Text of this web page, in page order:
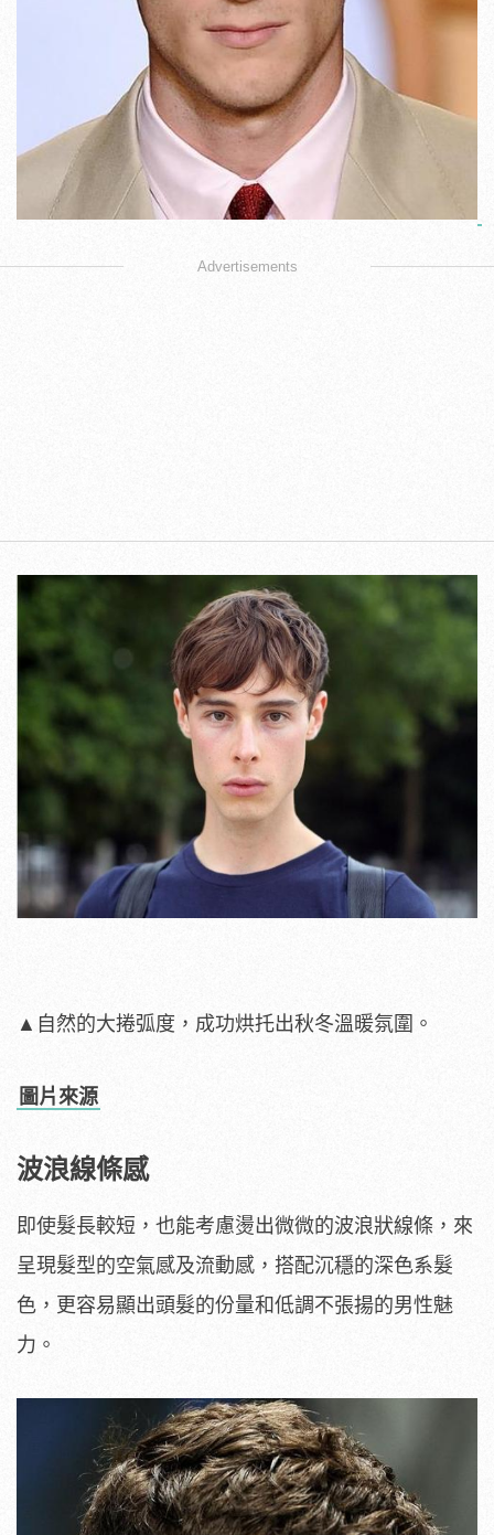
Advertisements
▲自然的大捲弧度，成功烘托出秋冬溫暖氛圍。
圖片來源
波浪線條感
即使髮長較短，也能考慮燙出微微的波浪狀線條，來
呈現髮型的空氣感及流動感，搭配沉穩的深色系髮
色，更容易顯出頭髮的份量和低調不張揚的男性魅
力。